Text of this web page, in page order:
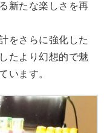
新たな楽しさを再
をさらに強化した
たより幻想的で魅
います。